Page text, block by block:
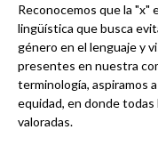
Reconocemos que la "x"
lingüística que busca
género en el lenguaje y
presentes en nuestra
terminología, aspiramos
equidad, en donde
valoradas.